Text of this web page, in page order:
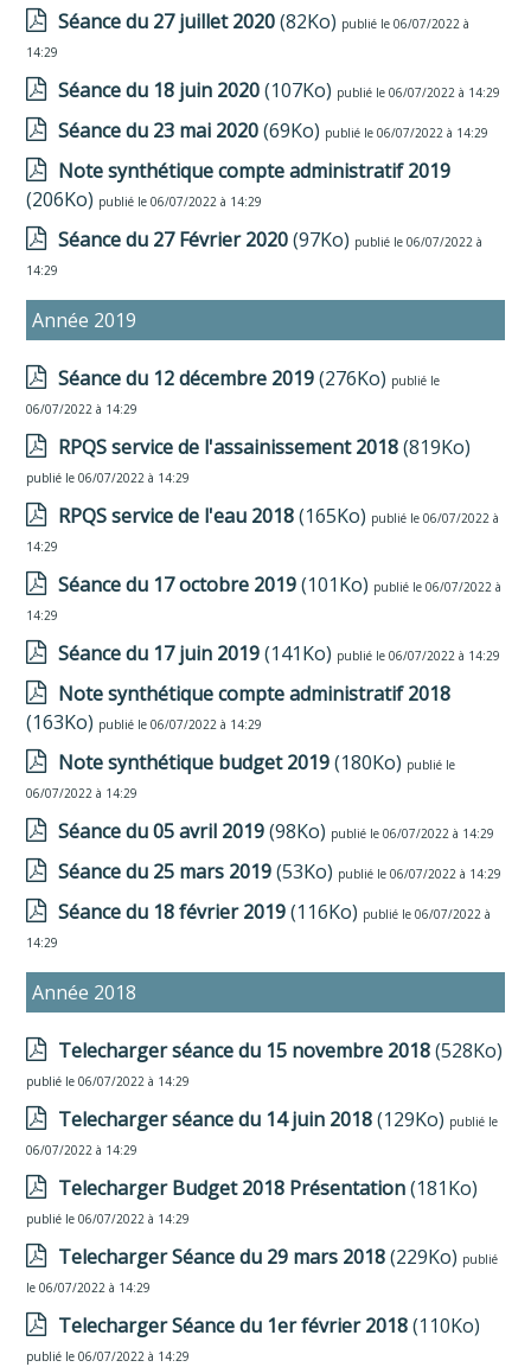
Séance du 27 juillet 2020(82Ko) publié le 06/07/2022 à
14:29
Séance du 18 juin 2020(107Ko) publié le 06/07/2022 à 14:29
Séance du 23 mai 2020(69Ko) publié le 06/07/2022 à 14:29
Note synthétique compte administratif 2019
(206Ko) publié le 06/07/2022 à 14:29
Séance du 27 Février 2020(97Ko) publié le 06/07/2022 à
14:29
Année 2019
Séance du 12 décembre 2019(276Ko) publié le
06/07/2022 à 14:29
RPQS service de l'assainissement 2018(819Ko)
publié le 06/07/2022 à 14:29
RPQS service de l'eau 2018(165Ko) publié le 06/07/2022 à
14:29
Séance du 17 octobre 2019(101Ko) publié le 06/07/2022 à
14:29
Séance du 17 juin 2019(141Ko) publié le 06/07/2022 à 14:29
Note synthétique compte administratif 2018
(163Ko) publié le 06/07/2022 à 14:29
Note synthétique budget 2019(180Ko) publié le
06/07/2022 à 14:29
Séance du 05 avril 2019(98Ko) publié le 06/07/2022 à 14:29
Séance du 25 mars 2019(53Ko) publié le 06/07/2022 à 14:29
Séance du 18 février 2019(116Ko) publié le 06/07/2022 à
14:29
Année 2018
Telecharger séance du 15 novembre 2018(528Ko)
publié le 06/07/2022 à 14:29
Telecharger séance du 14 juin 2018(129Ko) publié le
06/07/2022 à 14:29
Telecharger Budget 2018 Présentation(181Ko)
publié le 06/07/2022 à 14:29
Telecharger Séance du 29 mars 2018(229Ko) publié
le 06/07/2022 à 14:29
Telecharger Séance du 1er février 2018(110Ko)
publié le 06/07/2022 à 14:29